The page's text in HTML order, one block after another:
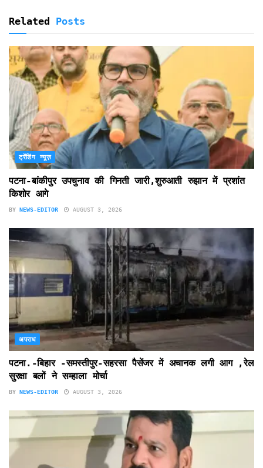
Related Posts
ट्रेंडिंग न्यूज़
पटना-बांकीपुर उपचुनाव की गिनती जारी,शुरुआती रुझान में प्रशांत
किशोर आगे
BY NEWS-EDITOR AUGUST 3, 2026
अपराध
पटना.-बिहार -समस्तीपुर-सहरसा पैसेंजर में अचानक लगी आग ,रेल
सुरक्षा बलों ने सम्हाला मोर्चा
BY NEWS-EDITOR AUGUST 3, 2026